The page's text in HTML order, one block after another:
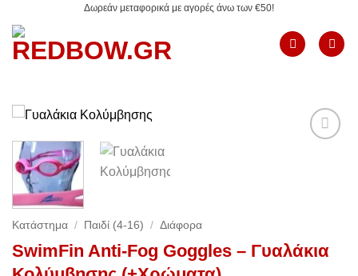
στο
περιεχόμενο
Δωρεάν μεταφορικά με αγορές άνω των €50!
Κατάστημα / Παιδί (4-16) / Διάφορα
SwimFin Anti-Fog Goggles – Γυαλάκια